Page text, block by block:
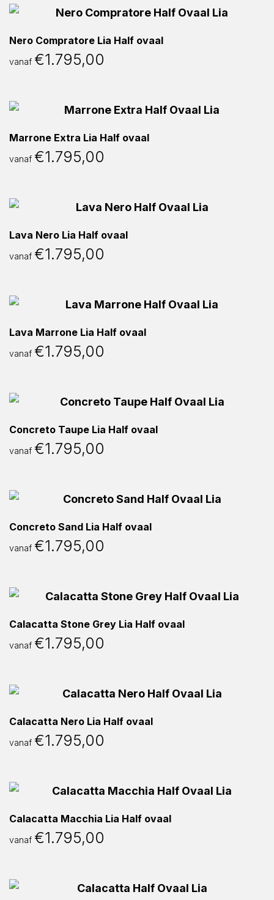
Nero Compratore Lia Half ovaal
vanaf €1.795,00
Marrone Extra Lia Half ovaal
vanaf €1.795,00
Lava Nero Lia Half ovaal
vanaf €1.795,00
Lava Marrone Lia Half ovaal
vanaf €1.795,00
Concreto Taupe Lia Half ovaal
vanaf €1.795,00
Concreto Sand Lia Half ovaal
vanaf €1.795,00
Calacatta Stone Grey Lia Half ovaal
vanaf €1.795,00
Calacatta Nero Lia Half ovaal
vanaf €1.795,00
Calacatta Macchia Lia Half ovaal
vanaf €1.795,00